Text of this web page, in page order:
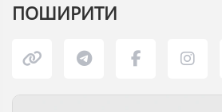
ПОШИРИТИ